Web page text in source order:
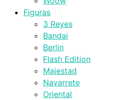
Figuras
3 Reyes
Bandai
Berlin
Flash Edition
Majestad
Navarrete
Oriental